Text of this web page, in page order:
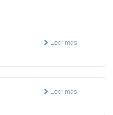
Leer más
Leer más